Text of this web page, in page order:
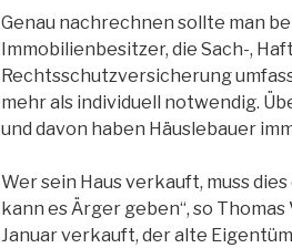
Genau nachrechnen sollte man
Immobilienbesitzer, die Sach-,
Rechtsschutzversicherung
mehr als individuell notwendig.
und davon haben Häuslebauer
Wer sein Haus verkauft, muss
kann es Ärger geben“, so Thomas
Januar verkauft, der alte